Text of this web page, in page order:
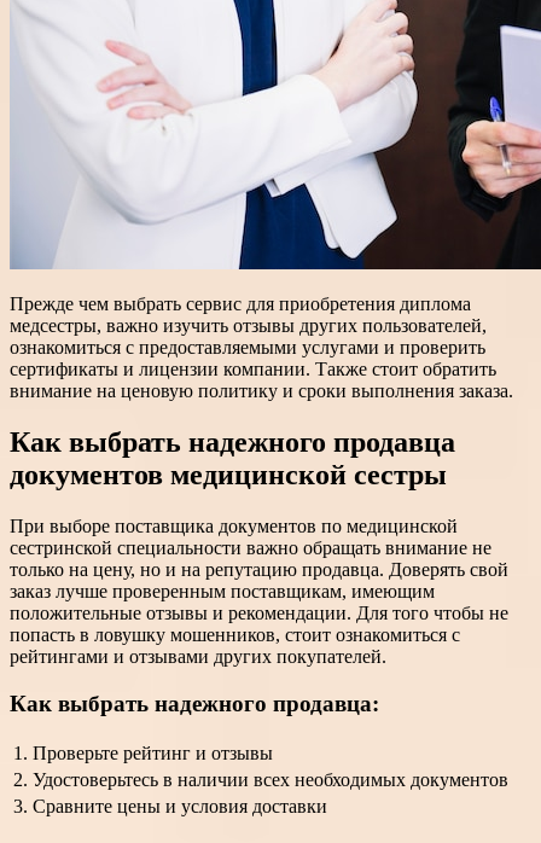
Прежде чем выбрать сервис для приобретения диплома
медсестры, важно изучить отзывы других пользователей,
ознакомиться с предоставляемыми услугами и проверить
сертификаты и лицензии компании. Также стоит обратить
внимание на ценовую политику и сроки выполнения заказа.
Как выбрать надежного продавца
документов медицинской сестры
При выборе поставщика документов по медицинской
сестринской специальности важно обращать внимание не
только на цену, но и на репутацию продавца. Доверять свой
заказ лучше проверенным поставщикам, имеющим
положительные отзывы и рекомендации. Для того чтобы не
попасть в ловушку мошенников, стоит ознакомиться с
рейтингами и отзывами других покупателей.
Как выбрать надежного продавца:
1. Проверьте рейтинг и отзывы
2. Удостоверьтесь в наличии всех необходимых документов
3. Сравните цены и условия доставки